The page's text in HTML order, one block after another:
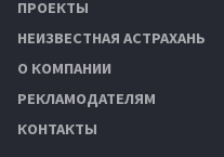
ПРОЕКТЫ
НЕИЗВЕСТНАЯ АСТРАХАНЬ
О КОМПАНИИ
РЕКЛАМОДАТЕЛЯМ
КОНТАКТЫ